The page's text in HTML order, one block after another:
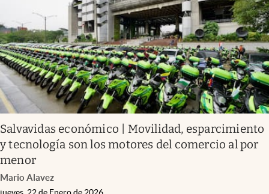
Salvavidas económico | Movilidad, esparcimiento
y tecnología son los motores del comercio al por
menor
Mario Alavez